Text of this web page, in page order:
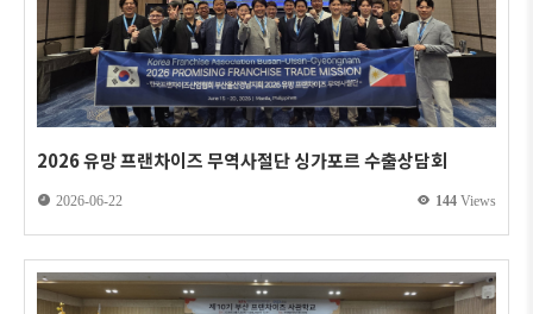
2026 유망 프랜차이즈 무역사절단 싱가포르 수출상담회
2026-06-22 144 Views